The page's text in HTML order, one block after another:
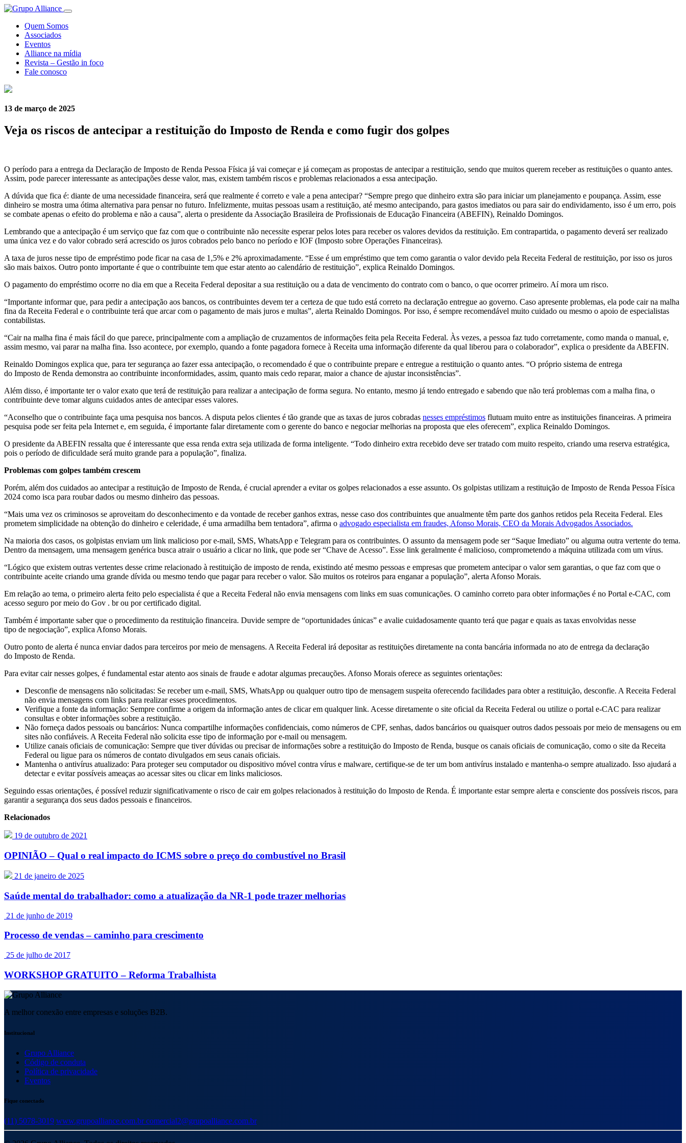
Quem Somos
Associados
Eventos
Alliance na mídia
Revista – Gestão in foco
Fale conosco
13 de março de 2025
Veja os riscos de antecipar a restituição do Imposto de Renda e como fugir dos golpes
O período para a entrega da Declaração de Imposto de Renda Pessoa Física já vai começar e já começam as propostas de antecipar a restituição, sendo que muitos querem receber as restituições o quanto antes.
Assim, pode parecer interessante as antecipações desse valor, mas, existem também riscos e problemas relacionados a essa antecipação.
A dúvida que fica é: diante de uma necessidade financeira, será que realmente é correto e vale a pena antecipar? “Sempre prego que dinheiro extra são para iniciar um planejamento e poupança. Assim, esse
dinheiro se mostra uma ótima alternativa para pensar no futuro. Infelizmente, muitas pessoas usam a restituição, até mesmo antecipando, para gastos imediatos ou para sair do endividamento, isso é um erro, pois
se combate apenas o efeito do problema e não a causa”, alerta o presidente da Associação Brasileira de Profissionais de Educação Financeira (ABEFIN), Reinaldo Domingos.
Lembrando que a antecipação é um serviço que faz com que o contribuinte não necessite esperar pelos lotes para receber os valores devidos da restituição. Em contrapartida, o pagamento deverá ser realizado
uma única vez e do valor cobrado será acrescido os juros cobrados pelo banco no período e IOF (Imposto sobre Operações Financeiras).
A taxa de juros nesse tipo de empréstimo pode ficar na casa de 1,5% e 2% aproximadamente. “Esse é um empréstimo que tem como garantia o valor devido pela Receita Federal de restituição, por isso os juros
são mais baixos. Outro ponto importante é que o contribuinte tem que estar atento ao calendário de restituição”, explica Reinaldo Domingos.
O pagamento do empréstimo ocorre no dia em que a Receita Federal depositar a sua restituição ou a data de vencimento do contrato com o banco, o que ocorrer primeiro. Aí mora um risco.
“Importante informar que, para pedir a antecipação aos bancos, os contribuintes devem ter a certeza de que tudo está correto na declaração entregue ao governo. Caso apresente problemas, ela pode cair na malha
fina da Receita Federal e o contribuinte terá que arcar com o pagamento de mais juros e multas”, alerta Reinaldo Domingos. Por isso, é sempre recomendável muito cuidado ou mesmo o apoio de especialistas
contabilistas.
“Cair na malha fina é mais fácil do que parece, principalmente com a ampliação de cruzamentos de informações feita pela Receita Federal. Às vezes, a pessoa faz tudo corretamente, como manda o manual, e,
assim mesmo, vai parar na malha fina. Isso acontece, por exemplo, quando a fonte pagadora fornece à Receita uma informação diferente da qual liberou para o colaborador”, explica o presidente da ABEFIN.
Reinaldo Domingos explica que, para ter segurança ao fazer essa antecipação, o recomendado é que o contribuinte prepare e entregue a restituição o quanto antes. “O próprio sistema de entrega
do Imposto de Renda demonstra ao contribuinte inconformidades, assim, quanto mais cedo reparar, maior a chance de ajustar inconsistências”.
Além disso, é importante ter o valor exato que terá de restituição para realizar a antecipação de forma segura. No entanto, mesmo já tendo entregado e sabendo que não terá problemas com a malha fina, o
contribuinte deve tomar alguns cuidados antes de antecipar esses valores.
“Aconselho que o contribuinte faça uma pesquisa nos bancos. A disputa pelos clientes é tão grande que as taxas de juros cobradas nesses empréstimos flutuam muito entre as instituições financeiras. A primeira
pesquisa pode ser feita pela Internet e, em seguida, é importante falar diretamente com o gerente do banco e negociar melhorias na proposta que eles oferecem”, explica Reinaldo Domingos.
O presidente da ABEFIN ressalta que é interessante que essa renda extra seja utilizada de forma inteligente. “Todo dinheiro extra recebido deve ser tratado com muito respeito, criando uma reserva estratégica,
pois o período de dificuldade será muito grande para a população”, finaliza.
Problemas com golpes também crescem
Porém, além dos cuidados ao antecipar a restituição de Imposto de Renda, é crucial aprender a evitar os golpes relacionados a esse assunto. Os golpistas utilizam a restituição de Imposto de Renda Pessoa Física
2024 como isca para roubar dados ou mesmo dinheiro das pessoas.
“Mais uma vez os criminosos se aproveitam do desconhecimento e da vontade de receber ganhos extras, nesse caso dos contribuintes que anualmente têm parte dos ganhos retidos pela Receita Federal. Eles
prometem simplicidade na obtenção do dinheiro e celeridade, é uma armadilha bem tentadora”, afirma o advogado especialista em fraudes, Afonso Morais, CEO da Morais Advogados Associados.
Na maioria dos casos, os golpistas enviam um link malicioso por e-mail, SMS, WhatsApp e Telegram para os contribuintes. O assunto da mensagem pode ser “Saque Imediato” ou alguma outra vertente do tema.
Dentro da mensagem, uma mensagem genérica busca atrair o usuário a clicar no link, que pode ser “Chave de Acesso”. Esse link geralmente é malicioso, comprometendo a máquina utilizada com um vírus.
“Lógico que existem outras vertentes desse crime relacionado à restituição de imposto de renda, existindo até mesmo pessoas e empresas que prometem antecipar o valor sem garantias, o que faz com que o
contribuinte aceite criando uma grande dívida ou mesmo tendo que pagar para receber o valor. São muitos os roteiros para enganar a população”, alerta Afonso Morais.
Em relação ao tema, o primeiro alerta feito pelo especialista é que a Receita Federal não envia mensagens com links em suas comunicações. O caminho correto para obter informações é no Portal e-CAC, com
acesso seguro por meio do Gov . br ou por certificado digital.
Também é importante saber que o procedimento da restituição financeira. Duvide sempre de “oportunidades únicas” e avalie cuidadosamente quanto terá que pagar e quais as taxas envolvidas nesse
tipo de negociação”, explica Afonso Morais.
Outro ponto de alerta é nunca enviar dados para terceiros por meio de mensagens. A Receita Federal irá depositar as restituições diretamente na conta bancária informada no ato de entrega da declaração
do Imposto de Renda.
Para evitar cair nesses golpes, é fundamental estar atento aos sinais de fraude e adotar algumas precauções. Afonso Morais oferece as seguintes orientações:
Desconfie de mensagens não solicitadas: Se receber um e-mail, SMS, WhatsApp ou qualquer outro tipo de mensagem suspeita oferecendo facilidades para obter a restituição, desconfie. A Receita Federal
não envia mensagens com links para realizar esses procedimentos.
Verifique a fonte da informação: Sempre confirme a origem da informação antes de clicar em qualquer link. Acesse diretamente o site oficial da Receita Federal ou utilize o portal e-CAC para realizar
consultas e obter informações sobre a restituição.
Não forneça dados pessoais ou bancários: Nunca compartilhe informações confidenciais, como números de CPF, senhas, dados bancários ou quaisquer outros dados pessoais por meio de mensagens ou em
sites não confiáveis. A Receita Federal não solicita esse tipo de informação por e-mail ou mensagem.
Utilize canais oficiais de comunicação: Sempre que tiver dúvidas ou precisarde informações sobre a restituição do Imposto de Renda, busque os canais oficiais de comunicação, como o site da Receita
Federal ou ligue para os números de contato divulgados em seus canais oficiais.
Mantenha o antivírus atualizado: Para proteger seu computador ou dispositivo móvel contra vírus e malware, certifique-se de ter um bom antivírus instalado e mantenha-o sempre atualizado. Isso ajudará a
detectar e evitar possíveis ameaças ao acessar sites ou clicar em links maliciosos.
Seguindo essas orientações, é possível reduzir significativamente o risco de cair em golpes relacionados à restituição do Imposto de Renda. É importante estar sempre alerta e consciente dos possíveis riscos, para
garantir a segurança dos seus dados pessoais e financeiros.
Relacionados
19 de outubro de 2021
OPINIÃO – Qual o real impacto do ICMS sobre o preço do combustível no Brasil
21 de janeiro de 2025
Saúde mental do trabalhador: como a atualização da NR-1 pode trazer melhorias
21 de junho de 2019
Processo de vendas – caminho para crescimento
25 de julho de 2017
WORKSHOP GRATUITO – Reforma Trabalhista
A melhor conexão entre empresas e soluções B2B.
Institucional
Grupo Alliance
Código de conduta
Política de privacidade
Eventos
Fique conectado
(11) 5078-3019 www.grupoalliance.com.brcomercial2@grupoalliance.com.br